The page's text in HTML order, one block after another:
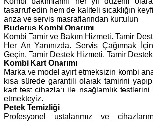
tasarruf edin hem de kaliteli sıcaklığın
arıza ve servis masraflarından kurtulun
Buderus Kombi Onarımı
Kombi Tamir ve Bakım Hizmeti. Tamir
Her An Yanınızda. Servis Çağırmak
Geçin. Tamir Destek Hizmeti. Tamir
Kombi Kart Onarımı
Marka ve model ayırt etmeksizin kombi ana
kısa sürede garantili olarak tamirini
kart test cihazları ile nsağlamlık testlerini
etmekteyiz.
Petek Temizliği
Profesyonel ustalarımız ve